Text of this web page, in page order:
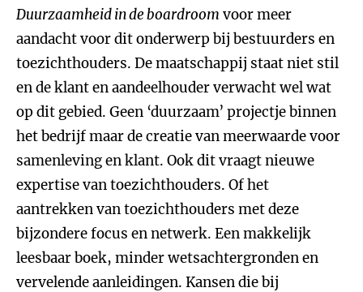
Duurzaamheid in de boardroom voor meer
aandacht voor dit onderwerp bij bestuurders en
toezichthouders. De maatschappij staat niet stil
en de klant en aandeelhouder verwacht wel wat
op dit gebied. Geen ‘duurzaam’ projectje binnen
het bedrijf maar de creatie van meerwaarde voor
samenleving en klant. Ook dit vraagt nieuwe
expertise van toezichthouders. Of het
aantrekken van toezichthouders met deze
bijzondere focus en netwerk. Een makkelijk
leesbaar boek, minder wetsachtergronden en
vervelende aanleidingen. Kansen die bij